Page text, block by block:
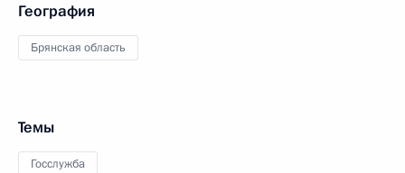
География
Брянская область
Темы
Госслужба